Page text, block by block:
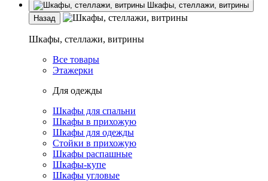
Шкафы, стеллажи, витрины
Назад
Шкафы, стеллажи, витрины
Все товары
Этажерки
Для одежды
Шкафы для спальни
Шкафы в прихожую
Шкафы для одежды
Стойки в прихожую
Шкафы распашные
Шкафы-купе
Шкафы угловые